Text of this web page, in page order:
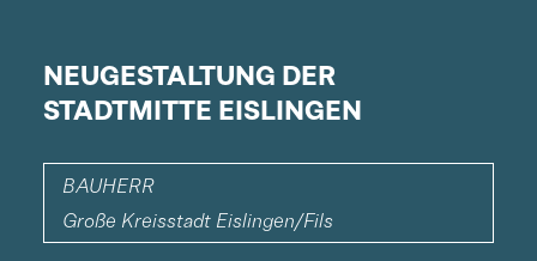
NEUGESTALTUNG DER
STADTMITTE EISLINGEN
BAUHERR
Große Kreisstadt Eislingen/Fils